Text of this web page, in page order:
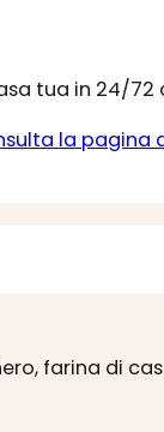
tua in 24/72
la pagina
farina di